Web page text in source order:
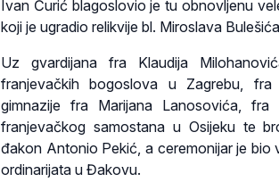
Ivan Ćurić blagoslovio je tu obnovljenu
koji je ugradio relikvije bl. Miroslava
Uz gvardijana fra Klaudija
franjevačkih bogoslova u Zagrebu,
gimnazije fra Marijana Lanosovića,
franjevačkog samostana u Osijeku te
đakon Antonio Pekić, a ceremonijar je
ordinarijata u Đakovu.